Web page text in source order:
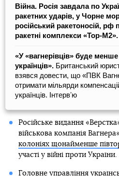
Війна. Росія завдала по
ракетних ударів, у Чорне
російський ракетоносій, рф
ракетні комплекси «Тор-М2».
«У «вагнерівців» буде
українців». Британський
взявся довести, що «ПВК
отримати мільярди
українців. Інтервʼю
Російське видання
військова компанія
колоніях щонайменше
участі у війні проти України.
Головне управління